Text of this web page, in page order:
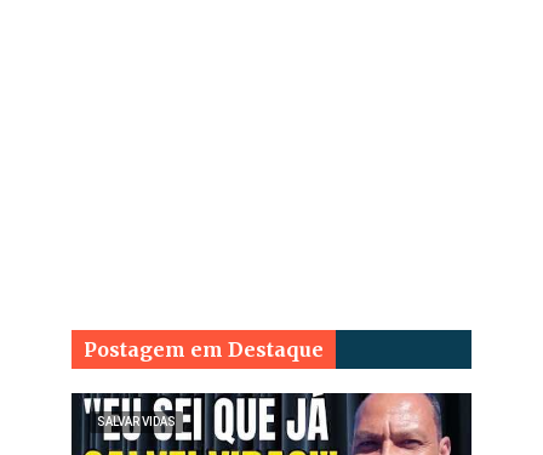
Postagem em Destaque
SALVAR VIDAS